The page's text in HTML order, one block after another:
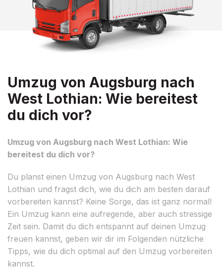
Umzug von Augsburg nach
West Lothian: Wie bereitest
du dich vor?
Umzug von Augsburg nach West Lothian: Wie
bereitest du dich vor?
Du planst einen Umzug von Augsburg nach West
Lothian und fragst dich, wie du dich am besten darauf
vorbereiten kannst? Keine Sorge, das ist ganz normal!
Ein Umzug kann eine aufregende, aber auch stressige
Zeit sein. Damit du dich entspannt auf deinen Umzug
freuen kannst, geben wir dir im Folgenden nützliche
Tipps, wie du dich optimal auf den Umzug vorbereiten
kannst.